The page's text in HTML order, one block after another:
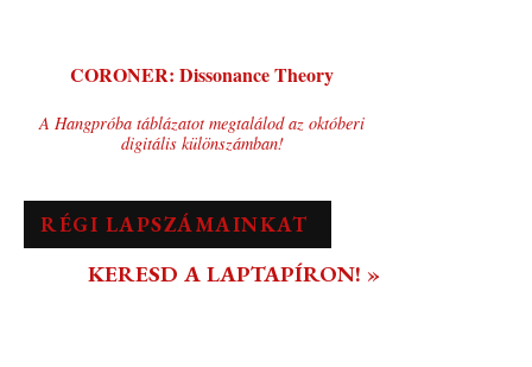
CORONER: Dissonance Theory
A Hangpróba táblázatot megtalálod az októberi
digitális különszámban!
RÉGI LAPSZÁMAINKAT
KERESD A LAPTAPÍRON! »